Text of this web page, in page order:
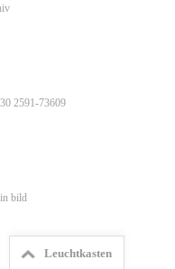
2591-73609
bild
Leuchtkasten